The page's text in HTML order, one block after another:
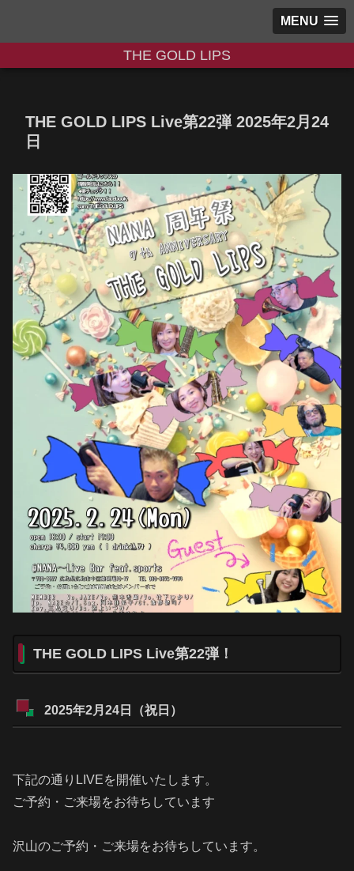
MENU
THE GOLD LIPS
THE GOLD LIPS Live第22弾 2025年2月24
日
THE GOLD LIPS Live第22弾！
2025年2月24日（祝日）
下記の通りLIVEを開催いたします。
ご予約・ご来場をお待ちしています
沢山のご予約・ご来場をお待ちしています。